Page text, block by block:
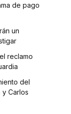
de pago
un
reclamo
del
y Carlos